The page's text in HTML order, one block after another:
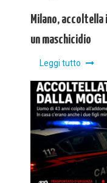
Milano, accoltella
un maschicidio
Leggi tutto